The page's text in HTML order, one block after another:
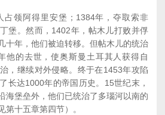
领阿得里安堡；1384年，夺取索非
堡。然而，1402年，帖木儿打败并俘
十年，他们被迫转移。但帖木儿的统治
他的去世，使奥斯曼土耳其人获得自
，继续对外侵略。终于在1453年攻陷
长达1000年的帝国历史。15世纪末，
海堡垒外，他们已统治了多瑙河以南的
第十五章第四节）。